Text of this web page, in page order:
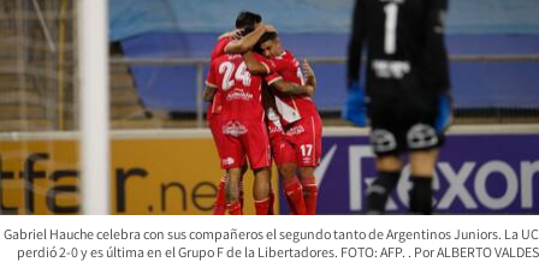
Gabriel Hauche celebra con sus compañeros el segundo tanto de Argentinos Juniors. La UC
perdió 2-0 y es última en el Grupo F de la Libertadores. FOTO: AFP.
ALBERTO VALDES